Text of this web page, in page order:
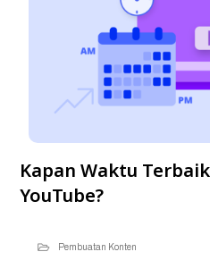
Kapan Waktu
YouTube?
Pembuatan Konten